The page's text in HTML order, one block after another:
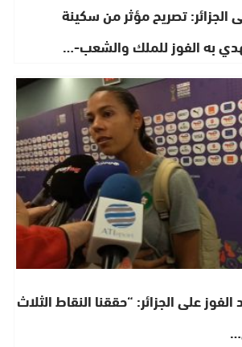
الجزائر: تصريح مؤثر من سكينة
به الفوز للملك والشعب-…
على الجزائر: “حققنا النقاط الثلاث